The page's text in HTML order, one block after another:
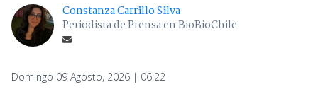
Constanza Carrillo Silva
Periodista de Prensa en BioBioChile
Domingo 09 Agosto, 2026 | 06:22